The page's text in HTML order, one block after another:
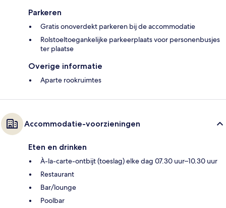
Parkeren
Gratis onoverdekt parkeren bij de accommodatie
Rolstoeltoegankelijke parkeerplaats voor personenbusjes
ter plaatse
Overige informatie
Aparte rookruimtes
Accommodatie-voorzieningen
Eten en drinken
À-la-carte-ontbijt (toeslag) elke dag 07.30 uur–10.30 uur
Restaurant
Bar/lounge
Poolbar